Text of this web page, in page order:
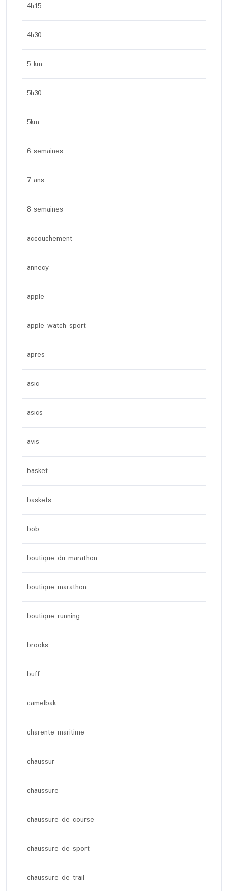
4h15
4h30
5 km
5h30
5km
6 semaines
7 ans
8 semaines
accouchement
annecy
apple
apple watch sport
apres
asic
asics
avis
basket
baskets
bob
boutique du marathon
boutique marathon
boutique running
brooks
buff
camelbak
charente maritime
chaussur
chaussure
chaussure de course
chaussure de sport
chaussure de trail